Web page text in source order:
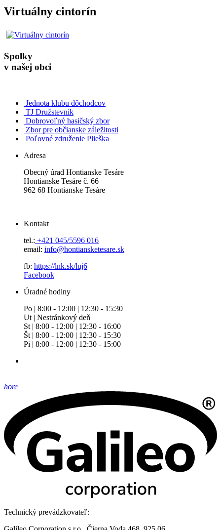
Virtuálny cintorín
Spolky
v našej obci
Jednota klubu dôchodcov
TJ Družstevník
Dobrovoľný hasičský zbor
Zbor pre občianske záležitosti
Poľovné združenie Plieška
Adresa
Obecný úrad Hontianske Tesáre
Hontianske Tesáre č. 66
962 68 Hontianske Tesáre
Kontakt
tel.: +421 045/5596 016
email: info@hontiansketesare.sk
fb: https://lnk.sk/luj6
Facebook
Úradné hodiny
Po | 8:00 - 12:00 | 12:30 - 15:30
Ut | Nestránkový deň
St | 8:00 - 12:00 | 12:30 - 16:00
Št | 8:00 - 12:00 | 12:30 - 15:30
Pi | 8:00 - 12:00 | 12:30 - 15:00
hore
Technický prevádzkovateľ: